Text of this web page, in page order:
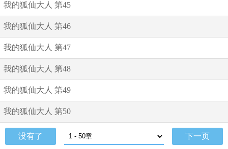
我的狐仙大人 第45
我的狐仙大人 第46
我的狐仙大人 第47
我的狐仙大人 第48
我的狐仙大人 第49
我的狐仙大人 第50
没有了 下一页